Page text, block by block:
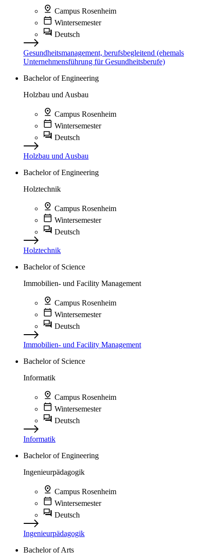
Campus Rosenheim
Wintersemester
Deutsch
Gesundheitsmanagement, berufsbegleitend (ehemals
Unternehmensführung für Gesundheitsberufe)
Bachelor of Engineering
Holzbau und Ausbau
Campus Rosenheim
Wintersemester
Deutsch
Holzbau und Ausbau
Bachelor of Engineering
Holztechnik
Campus Rosenheim
Wintersemester
Deutsch
Holztechnik
Bachelor of Science
Immobilien- und Facility Management
Campus Rosenheim
Wintersemester
Deutsch
Immobilien- und Facility Management
Bachelor of Science
Informatik
Campus Rosenheim
Wintersemester
Deutsch
Informatik
Bachelor of Engineering
Ingenieurpädagogik
Campus Rosenheim
Wintersemester
Deutsch
Ingenieurpädagogik
Bachelor of Arts